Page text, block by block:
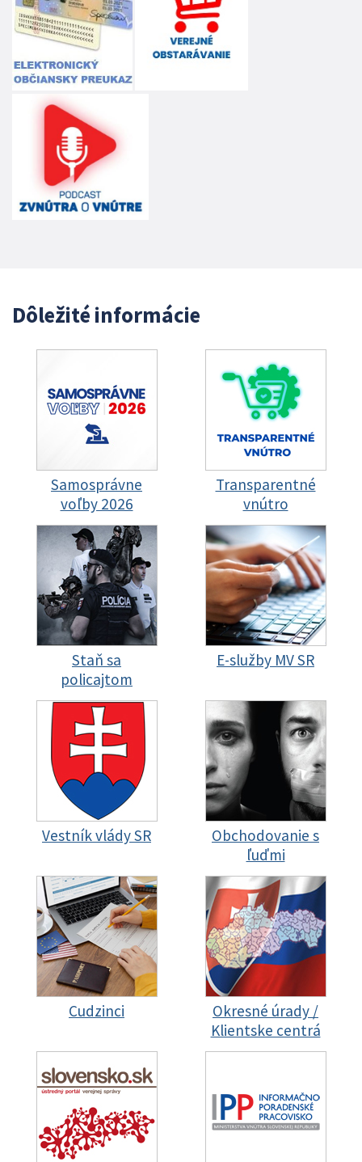
Dôležité informácie
Samosprávne
voľby 2026
Transparentné
vnútro
Staň sa
policajtom
E-služby MV SR
Vestník vlády SR
Obchodovanie s
ľuďmi
Cudzinci
Okresné úrady /
Klientske centrá